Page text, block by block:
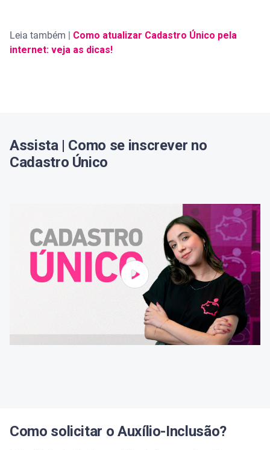
Leia também | Como atualizar Cadastro Único pela
internet: veja as dicas!
Assista | Como se inscrever no
Cadastro Único
Como solicitar o Auxílio-Inclusão?